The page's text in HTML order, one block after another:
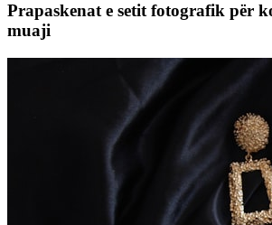
Prapaskenat e setit fotografik për
muaji